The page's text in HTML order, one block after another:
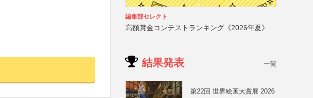
編集部セレクト
高額賞金コンテストランキング《2026年夏》
結果発表 一覧
第22回 世界絵画大賞展 2026